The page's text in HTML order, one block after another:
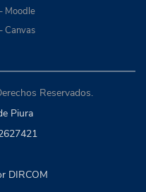
Moodle
Canvas
Reservados.
Piura
DIRCOM